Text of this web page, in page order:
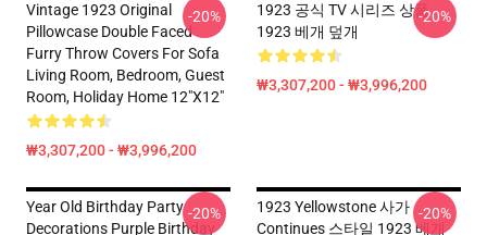
Vintage 1923 Original
Pillowcase Double Faced
Furry Throw Covers For Sofa
Living Room, Bedroom, Guest
Room, Holiday Home 12"x12"
₩3,307,200 - ₩3,996,200
-20%
1923 공식 TV 시리즈 상품
1923 베개 덮개
₩3,307,200 - ₩3,996,200
-20%
Year Old Birthday Party
Decorations Purple Birthday
-20%
1923 Yellowstone 사가
Continues 스타일 1923 베개
-20%